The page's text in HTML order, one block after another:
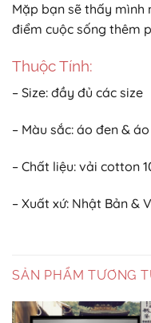
Mặp bạn sẽ thấy mình
điểm cuộc sống thêm
Thuộc Tính:
– Size: đầy đủ các size
– Màu sắc: áo đen &
– Chất liệu: vải cotton
– Xuất xứ: Nhật Bản &
SẢN PHẨM TƯƠNG